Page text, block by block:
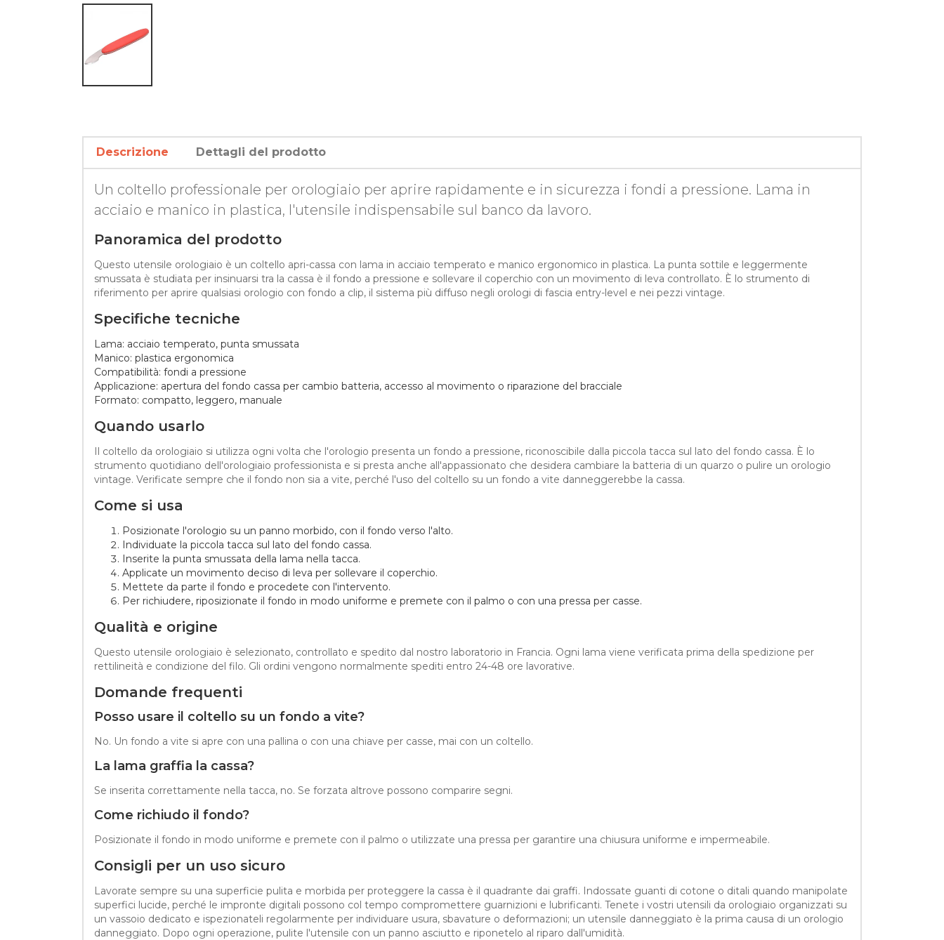
Descrizione Dettagli del prodotto
Un coltello professionale per orologiaio per aprire rapidamente e in sicurezza i fondi a pressione. Lama in
acciaio e manico in plastica, l'utensile indispensabile sul banco da lavoro.
Panoramica del prodotto
Questo utensile orologiaio è un coltello apri-cassa con lama in acciaio temperato e manico ergonomico in plastica. La punta sottile e leggermente
smussata è studiata per insinuarsi tra la cassa è il fondo a pressione e sollevare il coperchio con un movimento di leva controllato. È lo strumento di
riferimento per aprire qualsiasi orologio con fondo a clip, il sistema più diffuso negli orologi di fascia entry-level e nei pezzi vintage.
Specifiche tecniche
Lama: acciaio temperato, punta smussata
Manico: plastica ergonomica
Compatibilità: fondi a pressione
Applicazione: apertura del fondo cassa per cambio batteria, accesso al movimento o riparazione del bracciale
Formato: compatto, leggero, manuale
Quando usarlo
Il coltello da orologiaio si utilizza ogni volta che l'orologio presenta un fondo a pressione, riconoscibile dalla piccola tacca sul lato del fondo cassa. È lo
strumento quotidiano dell'orologiaio professionista e si presta anche all'appassionato che desidera cambiare la batteria di un quarzo o pulire un orologio
vintage. Verificate sempre che il fondo non sia a vite, perché l'uso del coltello su un fondo a vite danneggerebbe la cassa.
Come si usa
Posizionate l'orologio su un panno morbido, con il fondo verso l'alto.
Individuate la piccola tacca sul lato del fondo cassa.
Inserite la punta smussata della lama nella tacca.
Applicate un movimento deciso di leva per sollevare il coperchio.
Mettete da parte il fondo e procedete con l'intervento.
Per richiudere, riposizionate il fondo in modo uniforme e premete con il palmo o con una pressa per casse.
Qualità e origine
Questo utensile orologiaio è selezionato, controllato e spedito dal nostro laboratorio in Francia. Ogni lama viene verificata prima della spedizione per
rettilineità e condizione del filo. Gli ordini vengono normalmente spediti entro 24-48 ore lavorative.
Domande frequenti
Posso usare il coltello su un fondo a vite?
No. Un fondo a vite si apre con una pallina o con una chiave per casse, mai con un coltello.
La lama graffia la cassa?
Se inserita correttamente nella tacca, no. Se forzata altrove possono comparire segni.
Come richiudo il fondo?
Posizionate il fondo in modo uniforme e premete con il palmo o utilizzate una pressa per garantire una chiusura uniforme e impermeabile.
Consigli per un uso sicuro
Lavorate sempre su una superficie pulita e morbida per proteggere la cassa è il quadrante dai graffi. Indossate guanti di cotone o ditali quando manipolate
superfici lucide, perché le impronte digitali possono col tempo compromettere guarnizioni e lubrificanti. Tenete i vostri utensili da orologiaio organizzati su
un vassoio dedicato e ispezionateli regolarmente per individuare usura, sbavature o deformazioni; un utensile danneggiato è la prima causa di un orologio
danneggiato. Dopo ogni operazione, pulite l'utensile con un panno asciutto e riponetelo al riparo dall'umidità.